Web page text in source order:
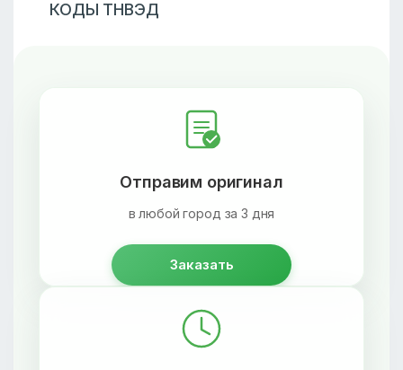
КОДЫ ТНВЭД
Отправим оригинал
в любой город за 3 дня
Заказать